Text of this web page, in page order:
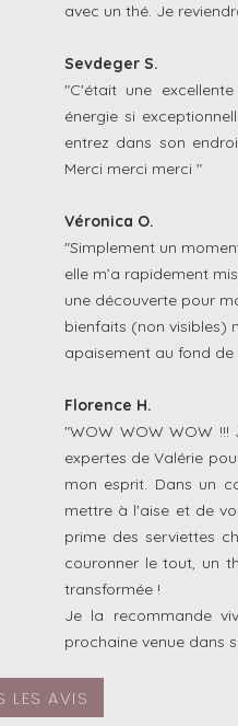
avec un thé. Je
Sevdeger S.
"C'était une
énergie si
entrez dans son
Merci merci merci "
Véronica O.
"Simplement un
elle m’a rapidement
une découverte pour
bienfaits (non visibles)
apaisement au fond
Florence H.
"WOW WOW WOW
expertes de Valérie
mon esprit. Dans un
mettre à l'aise et de
prime des serviettes
couronner le tout, un
transformée !
Je la recommande
prochaine venue dans
LES AVIS